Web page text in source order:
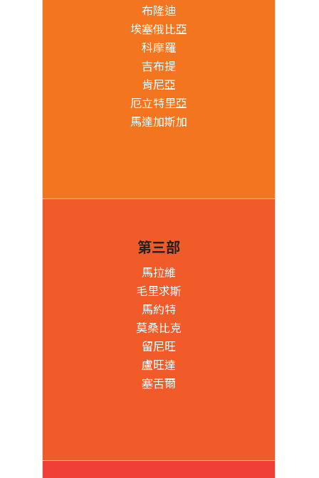
布隆迪
埃塞俄比亞
科摩羅
吉布提
肯尼亞
厄立特里亞
馬達加斯加
第三部
馬拉維
毛里求斯
馬約特
莫桑比克
留尼旺
盧旺達
塞舌爾